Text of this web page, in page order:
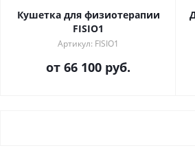
Кушетка для физиотерапии
FISIO1
Артикул: FISIO1
от 66 100 руб.